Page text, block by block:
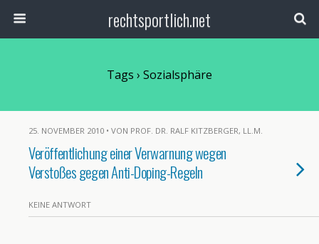
rechtsportlich.net
Tags › Sozialsphäre
25. NOVEMBER 2010 • VON PROF. DR. RALF KITZBERGER, LL.M.
Veröffentlichung einer Verwarnung wegen
Verstoßes gegen Anti-Doping-Regeln
KEINE ANTWORT